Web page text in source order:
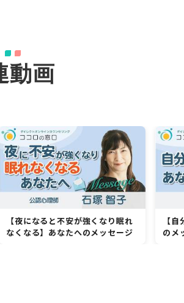
動画
【夜になると不安が強くなり眠れ
なくなる】あなたへのメッセージ
【
のメ